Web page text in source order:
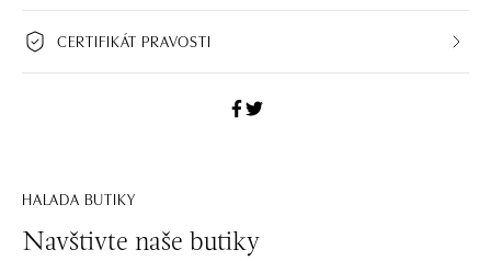
CERTIFIKÁT PRAVOSTI
HALADA BUTIKY
Navštivte naše butiky